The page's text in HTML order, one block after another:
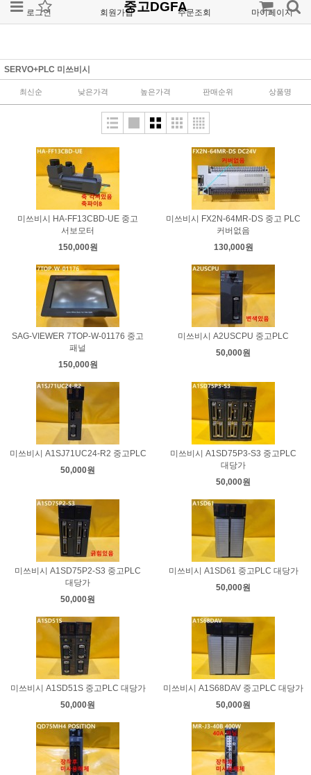
로그인 회원가입 주문조회 마이페이지
중고DGFA
SERVO+PLC 미쓰비시
최신순 낮은가격 높은가격 판매순위 상품명
미쓰비시 HA-FF13CBD-UE 중고
서보모터
150,000원
미쓰비시 FX2N-64MR-DS 중고 PLC
커버없음
130,000원
SAG-VIEWER 7TOP-W-01176 중고
패널
150,000원
미쓰비시 A2USCPU 중고PLC
50,000원
미쓰비시 A1SJ71UC24-R2 중고PLC
50,000원
미쓰비시 A1SD75P3-S3 중고PLC
대당가
50,000원
미쓰비시 A1SD75P2-S3 중고PLC
대당가
50,000원
미쓰비시 A1SD61 중고PLC 대당가
50,000원
미쓰비시 A1SD51S 중고PLC 대당가
50,000원
미쓰비시 A1S68DAV 중고PLC 대당가
50,000원